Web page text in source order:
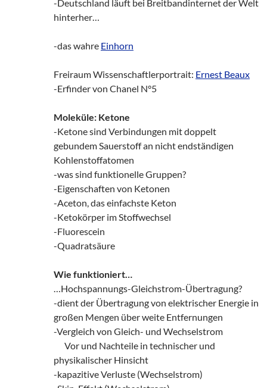
-Deutschland läuft bei Breitbandinternet der Welt
hinterher…
-das wahre Einhorn
Freiraum Wissenschaftlerportrait: Ernest Beaux
-Erfinder von Chanel N°5
Moleküle: Ketone
-Ketone sind Verbindungen mit doppelt
gebundem Sauerstoff an nicht endständigen
Kohlenstoffatomen
-was sind funktionelle Gruppen?
-Eigenschaften von Ketonen
-Aceton, das einfachste Keton
-Ketokörper im Stoffwechsel
-Fluorescein
-Quadratsäure
Wie funktioniert…
…Hochspannungs-Gleichstrom-Übertragung?
-dient der Übertragung von elektrischer Energie in
großen Mengen über weite Entfernungen
-Vergleich von Gleich- und Wechselstrom
Vor und Nachteile in technischer und
physikalischer Hinsicht
-kapazitive Verluste (Wechselstrom)